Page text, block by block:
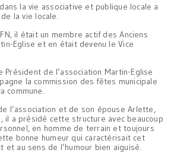
la vie associative et publique locale a
la vie locale.
il était un membre actif des Anciens
Eglise et en était devenu le Vice
Président de l’association Martin-Eglise
la commission des fêtes municipale
commune.
l’association et de son épouse Arlette,
il a présidé cette structure avec beaucoup
en homme de terrain et toujours
bonne humeur qui caractérisait cet
et au sens de l’humour bien aiguisé.